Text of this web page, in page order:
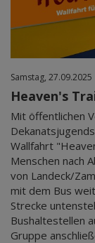
Samstag, 27.09.2025
Heaven's
Mit öffentlichen
Wallfahrt
Menschen nach
von Landeck/
mit dem Bus
Strecke
Bushaltestellen
Gruppe